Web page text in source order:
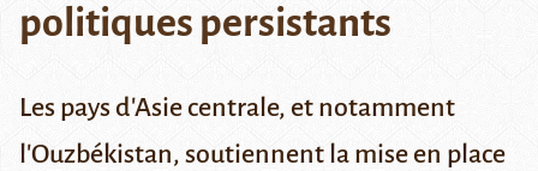
politiques persistants
Les pays d'Asie centrale, et notamment
l'Ouzbékistan, soutiennent la mise en place